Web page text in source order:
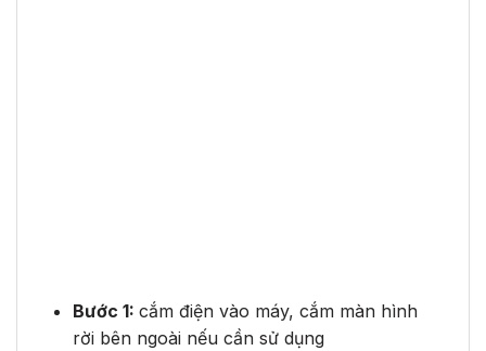
Bước 1: cắm điện vào máy, cắm màn hình
rời bên ngoài nếu cần sử dụng